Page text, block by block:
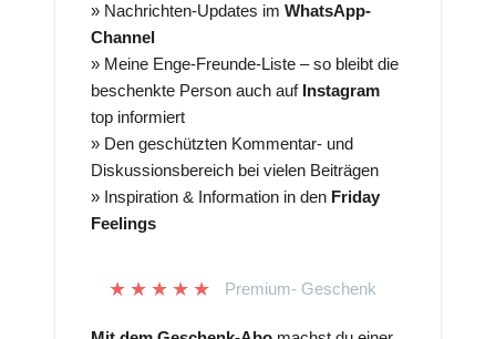
» Nachrichten-Updates im WhatsApp-
Channel
» Meine Enge-Freunde-Liste – so bleibt die
beschenkte Person auch auf Instagram
top informiert
» Den geschützten Kommentar- und
Diskussionsbereich bei vielen Beiträgen
» Inspiration & Information in den Friday
Feelings
Premium- Geschenk
★ ★ ★ ★ ★